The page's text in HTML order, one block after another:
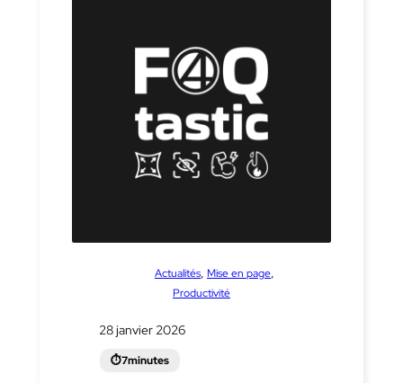
Actualités, Mise en page
Productivité
28 janvier 2026